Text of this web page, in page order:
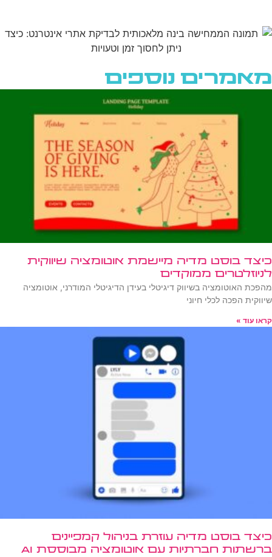
מאמרים נוספים
כיצד בוסט מדיה מיישמת אוטומציה שיווקית
לניוזלטרים ממוקדים
מהפכת האוטומציה בשיווק דיגיטלי בעידן הדיגיטלי המודרני, אוטומציה
שיווקית הפכה לכלי חיוני
קראו עוד »
כיצד בוסט מדיה עוזרת בניהול קמפיינים
ברשתות חברתיות עם אוטומציה מבוססת AI